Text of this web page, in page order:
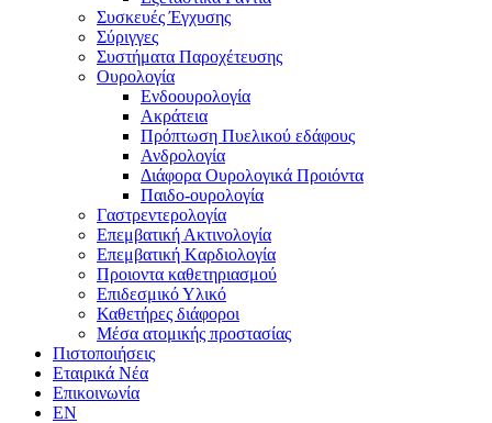
Συσκευές Έγχυσης
Σύριγγες
Συστήματα Παροχέτευσης
Ουρολογία
Ενδοουρολογία
Ακράτεια
Πρόπτωση Πυελικού εδάφους
Ανδρολογία
Διάφορα Ουρολογικά Προιόντα
Παιδο-ουρολογία
Γαστρεντερολογία
Επεμβατική Ακτινολογία
Επεμβατική Kαρδιολογία
Προιοντα καθετηριασμού
Επιδεσμικό Υλικό
Καθετήρες διάφοροι
Μέσα ατομικής προστασίας
Πιστοποιήσεις
Εταιρικά Νέα
Επικοινωνία
EN